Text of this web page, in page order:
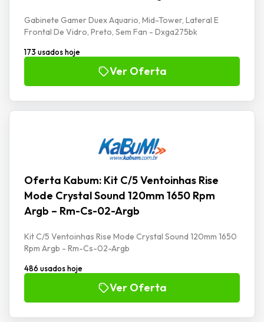
Gabinete Gamer Duex Aquario, Mid-Tower, Lateral E
Frontal De Vidro, Preto, Sem Fan - Dxga275bk
173 usados hoje
Ver Oferta
Oferta Kabum: Kit C/5 Ventoinhas Rise
Mode Crystal Sound 120mm 1650 Rpm
Argb – Rm-Cs-02-Argb
Kit C/5 Ventoinhas Rise Mode Crystal Sound 120mm 1650
Rpm Argb - Rm-Cs-02-Argb
486 usados hoje
Ver Oferta